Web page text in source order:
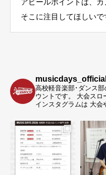
アピールポイントは、
そこに注目してほしいで
musicdays_official
高校軽音楽部･ダンス
ウントです。
大会スロ
インスタグラムは 大会